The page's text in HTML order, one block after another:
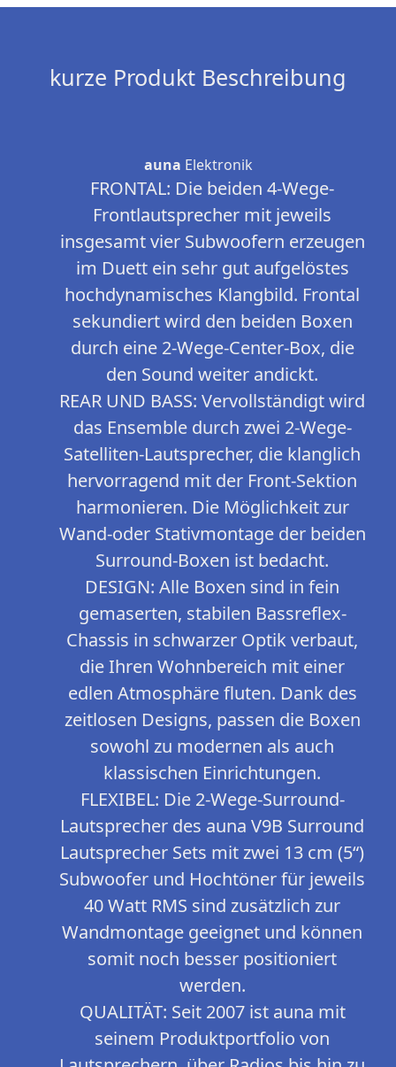
kurze Produkt Beschreibung
auna Elektronik
FRONTAL: Die beiden 4-Wege-
Frontlautsprecher mit jeweils
insgesamt vier Subwoofern erzeugen
im Duett ein sehr gut aufgelöstes
hochdynamisches Klangbild. Frontal
sekundiert wird den beiden Boxen
durch eine 2-Wege-Center-Box, die
den Sound weiter andickt.
REAR UND BASS: Vervollständigt wird
das Ensemble durch zwei 2-Wege-
Satelliten-Lautsprecher, die klanglich
hervorragend mit der Front-Sektion
harmonieren. Die Möglichkeit zur
Wand-oder Stativmontage der beiden
Surround-Boxen ist bedacht.
DESIGN: Alle Boxen sind in fein
gemaserten, stabilen Bassreflex-
Chassis in schwarzer Optik verbaut,
die Ihren Wohnbereich mit einer
edlen Atmosphäre fluten. Dank des
zeitlosen Designs, passen die Boxen
sowohl zu modernen als auch
klassischen Einrichtungen.
FLEXIBEL: Die 2-Wege-Surround-
Lautsprecher des auna V9B Surround
Lautsprecher Sets mit zwei 13 cm (5“)
Subwoofer und Hochtöner für jeweils
40 Watt RMS sind zusätzlich zur
Wandmontage geeignet und können
somit noch besser positioniert
werden.
QUALITÄT: Seit 2007 ist auna mit
seinem Produktportfolio von